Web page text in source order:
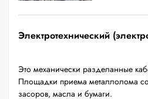
Электротехнический
Это механически разделанные
Площадки приема металлолома
засоров, масла и бумаги.